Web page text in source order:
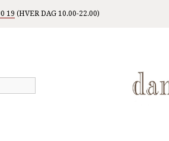
19 (HVER DAG 10.00-22.00)